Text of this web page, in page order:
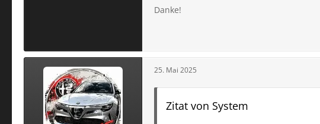
Danke!
25. Mai 2025
Zitat von System